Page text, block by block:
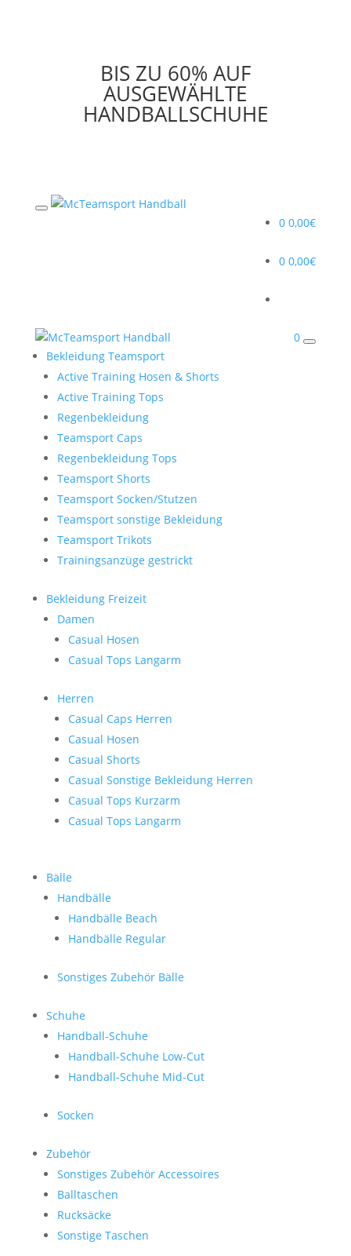
BIS ZU 60% AUF
AUSGEWÄHLTE
HANDBALLSCHUHE
0 0,00€
0 0,00€
0
Bekleidung Teamsport
Active Training Hosen & Shorts
Active Training Tops
Regenbekleidung
Teamsport Caps
Regenbekleidung Tops
Teamsport Shorts
Teamsport Socken/Stutzen
Teamsport sonstige Bekleidung
Teamsport Trikots
Trainingsanzüge gestrickt
Bekleidung Freizeit
Damen
Casual Hosen
Casual Tops Langarm
Herren
Casual Caps Herren
Casual Hosen
Casual Shorts
Casual Sonstige Bekleidung Herren
Casual Tops Kurzarm
Casual Tops Langarm
Bälle
Handbälle
Handbälle Beach
Handbälle Regular
Sonstiges Zubehör Bälle
Schuhe
Handball-Schuhe
Handball-Schuhe Low-Cut
Handball-Schuhe Mid-Cut
Socken
Zubehör
Sonstiges Zubehör Accessoires
Balltaschen
Rucksäcke
Sonstige Taschen